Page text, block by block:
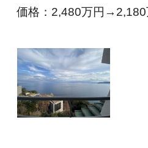
価格：2,480万円→2,180